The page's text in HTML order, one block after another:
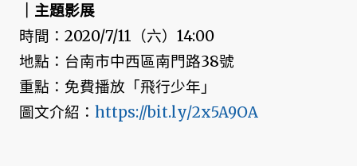
｜主題影展
時間：2020/7/11（六）14:00
地點：台南市中西區南門路38號
重點：免費播放「飛行少年」
圖文介紹： https://bit.ly/2x5A9OA